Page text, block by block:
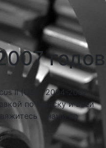
II (USA) 2004-2007
по Минску и всей
с нами по